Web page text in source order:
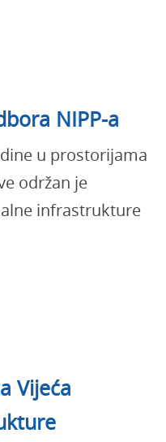
NIPP-a
u prostorijama
održan je
infrastrukture
Vijeća